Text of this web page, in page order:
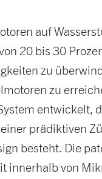
auf
20 bis 30
zu
zu
entwickelt,
prädiktiven
besteht. Die
innerhalb von